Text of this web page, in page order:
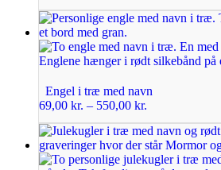
Engel i træ med navn
69,00 kr. – 550,00 kr.